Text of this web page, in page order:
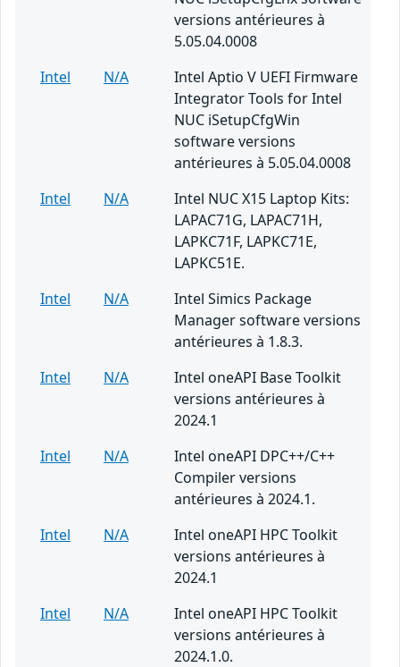
versions antérieures à
5.05.04.0008
Intel
N/A
Intel Aptio V UEFI Firmware
Integrator Tools for Intel
NUC iSetupCfgWin
software versions
antérieures à 5.05.04.0008
Intel
N/A
Intel NUC X15 Laptop Kits:
LAPAC71G, LAPAC71H,
LAPKC71F, LAPKC71E,
LAPKC51E.
Intel
N/A
Intel Simics Package
Manager software versions
antérieures à 1.8.3.
Intel
N/A
Intel oneAPI Base Toolkit
versions antérieures à
2024.1
Intel
N/A
Intel oneAPI DPC++/C++
Compiler versions
antérieures à 2024.1.
Intel
N/A
Intel oneAPI HPC Toolkit
versions antérieures à
2024.1
Intel
N/A
Intel oneAPI HPC Toolkit
versions antérieures à
2024.1.0.